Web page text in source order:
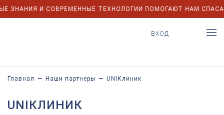
И СОВРЕМЕННЫЕ ТЕХНОЛОГИИ ПОМОГАЮТ НАМ
ВХОД
Главная — Наши партнеры — UNIКлиник
UNIКЛИНИК